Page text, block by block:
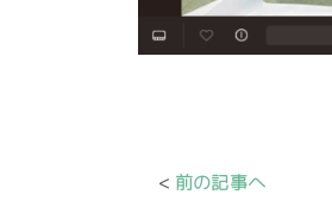
前の記事へ